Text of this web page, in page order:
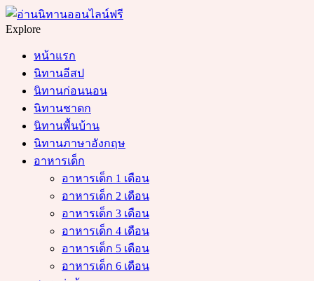
Menu
Search
Explore
หน้าแรก
นิทานอีสป
นิทานก่อนนอน
นิทานชาดก
นิทานพื้นบ้าน
นิทานภาษาอังกฤษ
อาหารเด็ก
อาหารเด็ก 1 เดือน
อาหารเด็ก 2 เดือน
อาหารเด็ก 3 เดือน
อาหารเด็ก 4 เดือน
อาหารเด็ก 5 เดือน
อาหารเด็ก 6 เดือน